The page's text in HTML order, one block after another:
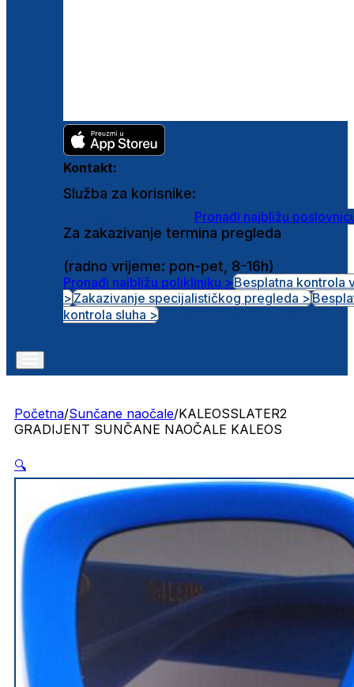
Kontakt:
Služba za korisnike:
Pronađi najbližu
Za zakazivanje termina pregleda
(radno vrijeme: pon-pet, 8-16h)
Pronađi najbližu polikliniku >Besplatna kontrola
>Zakazivanje specijalističkog pregleda >
kontrola sluha >
Početna/Sunčane naočale/KALEOSSLATER2
GRADIJENT SUNČANE NAOČALE KALEOS
🔍